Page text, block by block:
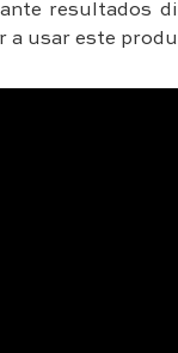
resultados
a usar este